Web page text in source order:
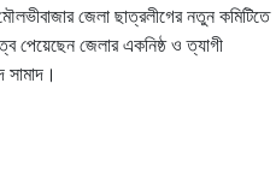
জেলা ছাত্রলীগের নতুন কমিটিতে
পেয়েছেন জেলার একনিষ্ঠ ও ত্যাগী
সামাদ।